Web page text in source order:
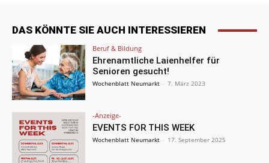
DAS KÖNNTE SIE AUCH INTERESSIEREN
Beruf & Bildung
Ehrenamtliche Laienhelfer für
Senioren gesucht!
Wochenblatt Neumarkt - 7. März 2023
-Anzeige-
EVENTS FOR THIS WEEK
Wochenblatt Neumarkt - 17. September 2025